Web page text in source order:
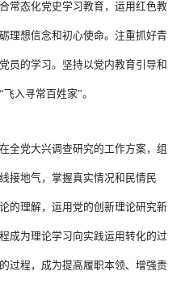
常态化党史学习教育，运用红色教
理想信念和初心使命。注重抓好青
员的学习。坚持以党内教育引导和
入寻常百姓家”。
全党大兴调查研究的工作方案，组
接地气，掌握真实情况和民情民
的理解，运用党的创新理论研究新
成为理论学习向实践运用转化的过
过程，成为提高履职本领、增强责